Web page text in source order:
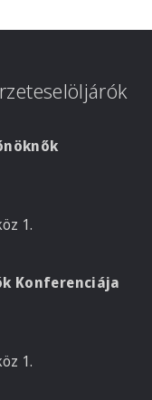
1.
Konferenciája
1.